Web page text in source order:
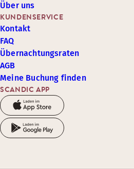
SCANDIC APP
KUNDENSERVICE
Kontakt
FAQ
Übernachtungsraten
AGB
Meine Buchung finden
Über uns